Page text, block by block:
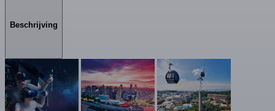
Beschrijving